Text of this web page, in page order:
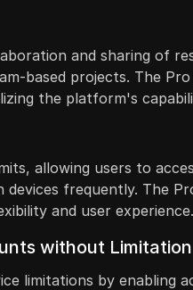
and sharing of
based projects. The
the platform's
allowing users to
frequently. The
and user experience.
without Limitation
limitations by